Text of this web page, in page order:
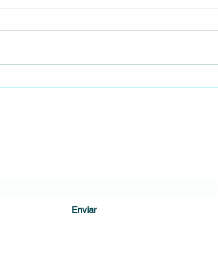
Soacha innova en alimentación
Enviar